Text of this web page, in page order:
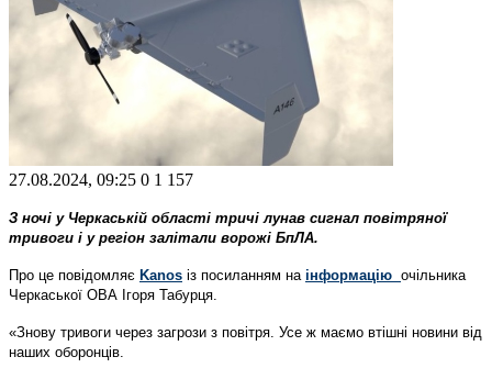
27.08.2024, 09:25 0 1 157
З ночі у Черкаській області тричі лунав сигнал повітряної
тривоги і у регіон залітали ворожі БпЛА.
Про це повідомляє Kanos із посиланням на інформацію очільника
Черкаської ОВА Ігоря Табурця.
«Знову тривоги через загрози з повітря. Усе ж маємо втішні новини від
наших оборонців.